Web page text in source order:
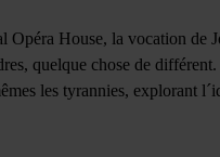
Opéra House, la vocation de
quelque chose de
les tyrannies, explorant